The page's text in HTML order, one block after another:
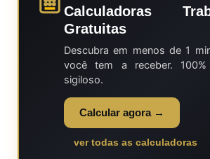
Calculadoras
Gratuitas
Descubra em menos de 1
você tem a receber.
sigiloso.
Calcular agora →
ver todas as calculadoras